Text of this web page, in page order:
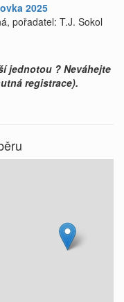
2025
pořadatel: T.J. Sokol
jednotou ? Neváhejte
registrace).